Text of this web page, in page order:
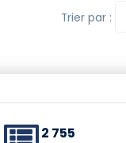
Trier par :
2 755